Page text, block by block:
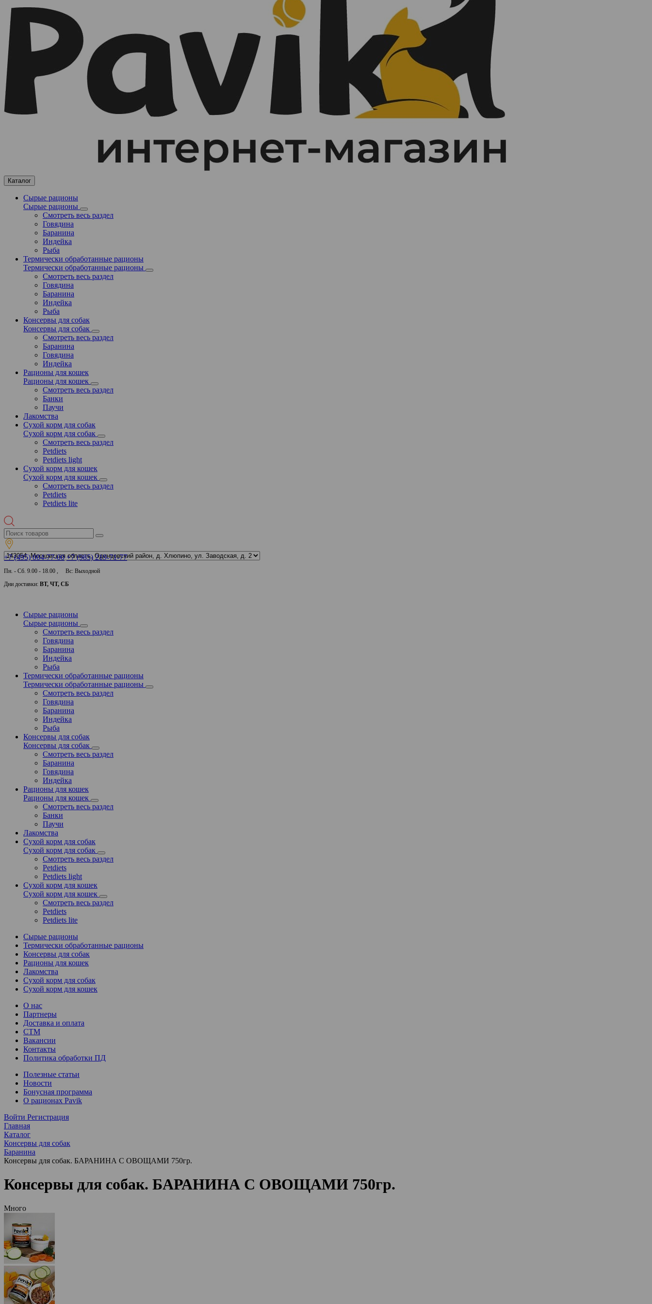
Каталог
Сырые рационы
Сырые рационы
Смотреть весь раздел
Говядина
Баранина
Индейка
Рыба
Термически обработанные рационы
Термически обработанные рационы
Смотреть весь раздел
Говядина
Баранина
Индейка
Рыба
Консервы для собак
Консервы для собак
Смотреть весь раздел
Баранина
Говядина
Индейка
Рационы для кошек
Рационы для кошек
Смотреть весь раздел
Банки
Паучи
Лакомства
Сухой корм для собак
Сухой корм для собак
Смотреть весь раздел
Petdiets
Petdiets light
Сухой корм для кошек
Сухой корм для кошек
Смотреть весь раздел
Petdiets
Petdiets lite
+7 (495) 004-77-00 +7 (985) 219-71-77
Пн. - Сб. 9.00 - 18.00 , Вс: Выходной
Дни доставки: ВТ, ЧТ, СБ
Сырые рационы
Сырые рационы
Смотреть весь раздел
Говядина
Баранина
Индейка
Рыба
Термически обработанные рационы
Термически обработанные рационы
Смотреть весь раздел
Говядина
Баранина
Индейка
Рыба
Консервы для собак
Консервы для собак
Смотреть весь раздел
Баранина
Говядина
Индейка
Рационы для кошек
Рационы для кошек
Смотреть весь раздел
Банки
Паучи
Лакомства
Сухой корм для собак
Сухой корм для собак
Смотреть весь раздел
Petdiets
Petdiets light
Сухой корм для кошек
Сухой корм для кошек
Смотреть весь раздел
Petdiets
Petdiets lite
Сырые рационы
Термически обработанные рационы
Консервы для собак
Рационы для кошек
Лакомства
Сухой корм для собак
Сухой корм для кошек
О нас
Партнеры
Доставка и оплата
СТМ
Вакансии
Контакты
Политика обработки ПД
Полезные статьи
Новости
Бонусная программа
О рационах Pavik
Войти Регистрация
Главная
Каталог
Консервы для собак
Баранина
Консервы для собак. БАРАНИНА С ОВОЩАМИ 750гр.
Консервы для собак. БАРАНИНА С ОВОЩАМИ 750гр.
Много